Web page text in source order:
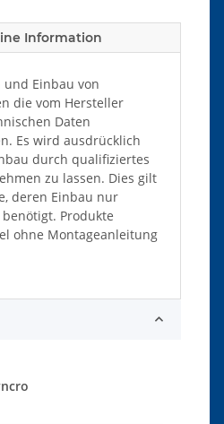
Information
und Einbau von
die vom Hersteller
Daten
Es wird ausdrücklich
durch qualifiziertes
zu lassen. Dies gilt
deren Einbau nur
Produkte
ohne Montageanleitung